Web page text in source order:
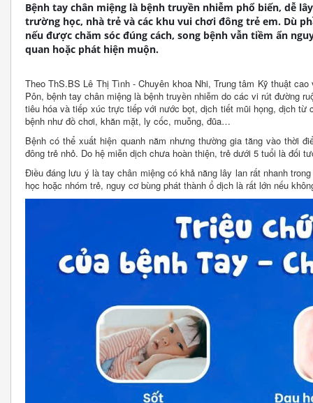
Bệnh tay chân miệng là bệnh truyền nhiễm phổ biến, dễ
trường học, nhà trẻ và các khu vui chơi đông trẻ em. Dù
nếu được chăm sóc đúng cách, song bệnh vẫn tiềm ẩn
quan hoặc phát hiện muộn.
Theo ThS.BS Lê Thị Tình - Chuyên khoa Nhi, Trung tâm Kỹ thuật
Pôn, bệnh tay chân miệng là bệnh truyền nhiễm do các vi rút đường
tiêu hóa và tiếp xúc trực tiếp với nước bọt, dịch tiết mũi họng, dịch từ
bệnh như đồ chơi, khăn mặt, ly cốc, muỗng, đũa…
Bệnh có thể xuất hiện quanh năm nhưng thường gia tăng vào thời
đông trẻ nhỏ. Do hệ miễn dịch chưa hoàn thiện, trẻ dưới 5 tuổi là đối
Điều đáng lưu ý là tay chân miệng có khả năng lây lan rất nhanh
học hoặc nhóm trẻ, nguy cơ bùng phát thành ổ dịch là rất lớn nếu